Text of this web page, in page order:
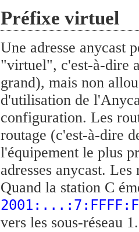
Préfixe virtuel
Une adresse anycast
"virtuel", c'est-à-dire
grand), mais non
d'utilisation de
configuration. Les
routage (c'est-à-dire
l'équipement le plus
adresses anycast.
Quand la station C
vers les sous-réseau 1.